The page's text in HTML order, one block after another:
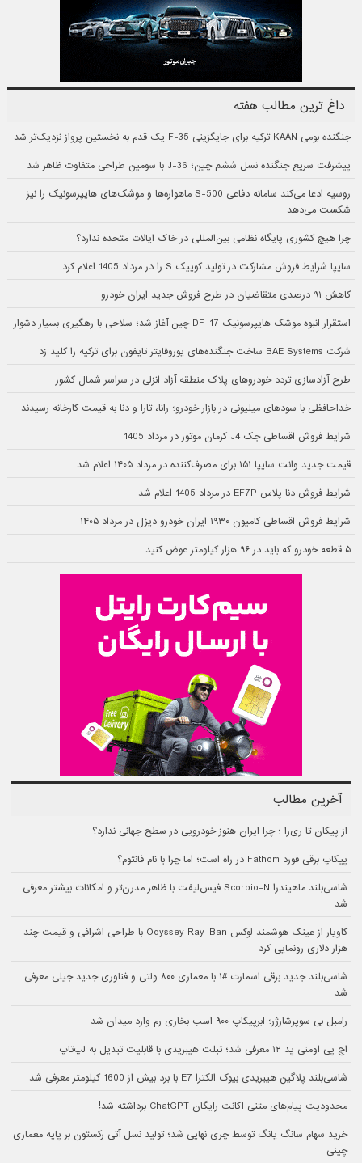
داغ ترین مطالب هفته
جنگنده بومی KAAN ترکیه برای جایگزینی F-35 یک قدم به نخستین پرواز نزدیک‌تر شد
پیشرفت سریع جنگنده نسل ششم چین؛ J-36 با سومین طراحی متفاوت ظاهر شد
روسیه ادعا می‌کند سامانه دفاعی S-500 ماهواره‌ها و موشک‌های هایپرسونیک را نیز
شکست می‌دهد
چرا هیچ کشوری پایگاه نظامی بین‌المللی در خاک ایالات متحده ندارد؟
سایپا شرایط فروش مشارکت در تولید کوییک S را در مرداد 1405 اعلام کرد
کاهش ۹۱ درصدی متقاضیان در طرح فروش جدید ایران خودرو
استقرار انبوه موشک هایپرسونیک DF-17 چین آغاز شد؛ سلاحی با رهگیری بسیار دشوار
شرکت BAE Systems ساخت جنگنده‌های یوروفایتر تایفون برای ترکیه را کلید زد
طرح آزادسازی تردد خودروهای پلاک منطقه آزاد انزلی در سراسر شمال کشور
خداحافظی با سودهای میلیونی در بازار خودرو؛ رانا، تارا و دنا به قیمت کارخانه رسیدند
شرایط فروش اقساطی جک J4 کرمان موتور در مرداد 1405
قیمت جدید وانت سایپا ۱۵۱ برای مصرف‌کننده در مرداد ۱۴۰۵ اعلام شد
شرایط فروش دنا پلاس EF7P در مرداد 1405 اعلام شد
شرایط فروش اقساطی کامیون ۱۹۳۰ ایران خودرو دیزل در مرداد ۱۴۰۵
۵ قطعه خودرو که باید در ۹۶ هزار کیلومتر عوض کنید
آخرین مطالب
از پیکان تا ری‌را ؛ چرا ایران هنوز خودرویی در سطح جهانی ندارد؟
پیکاپ برقی فورد Fathom در راه است؛ اما چرا با نام فانتوم؟
شاسی‌بلند ماهیندرا Scorpio-N فیس‌لیفت با ظاهر مدرن‌تر و امکانات بیشتر معرفی
شد
کاویار از عینک هوشمند لوکس Odyssey Ray-Ban با طراحی اشرافی و قیمت چند
هزار دلاری رونمایی کرد
شاسی‌بلند جدید برقی اسمارت #۱ با معماری ۸۰۰ ولتی و فناوری جدید جیلی معرفی
شد
رامبل بی سوپرشارژر؛ ابرپیکاپ ۹۰۰ اسب بخاری رم وارد میدان شد
اچ پی اومنی پد ۱۲ معرفی شد؛ تبلت هیبریدی با قابلیت تبدیل به لپ‌تاپ
شاسی‌بلند پلاگین هیبریدی بیوک الکترا E7 با برد بیش از 1600 کیلومتر معرفی شد
محدودیت پیام‌های متنی اکانت رایگان ChatGPT برداشته شد!
خرید سهام سانگ‌ یانگ توسط چری نهایی شد؛ تولید نسل آتی رکستون بر پایه معماری
چینی